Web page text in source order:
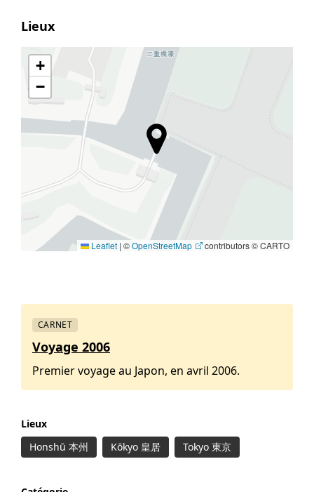
Lieux
+
−
Leaflet | ©OpenStreetMap contributors © CARTO
CARNET
Voyage 2006
Premier voyage au Japon, en avril 2006.
Lieux
Honshū 本州
Kōkyo 皇居 Tokyo 東京